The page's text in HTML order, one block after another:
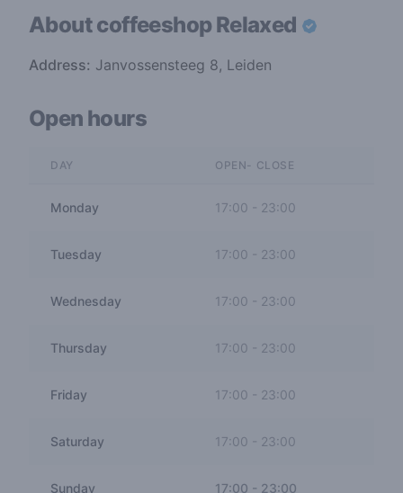
About coffeeshopRelaxed
Address: Janvossensteeg 8, Leiden
Open hours
DAY OPEN- CLOSE
Monday 17:00 - 23:00
Tuesday 17:00 23:00
Wednesday 17:00 - 23:00
Thursday 17:00 23:00
Friday 17:00 - 23:00
Saturday 17:00 23:00
Sunday 17:00 - 23:00